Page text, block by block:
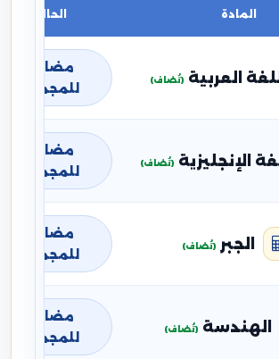
المادة الحالة
اللغة العربية (تُضاف)
مضافة
للمجموع
الإنجليزية (تُضاف)
مضافة
للمجموع
الجبر (تُضاف)
مضافة
للمجموع
الهندسة (تُضاف)
مضافة
للمجموع